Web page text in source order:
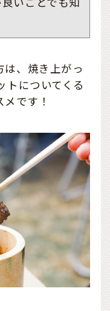
、焼き上がっ
トについてくる
です！